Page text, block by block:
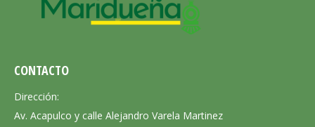
CONTACTO
Dirección:
Av. Acapulco y calle Alejandro Varela Martinez